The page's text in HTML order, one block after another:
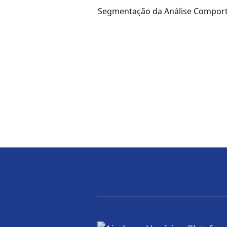
Segmentação da Análise